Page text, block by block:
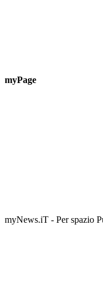
myPage
myNews.iT - Per spazio